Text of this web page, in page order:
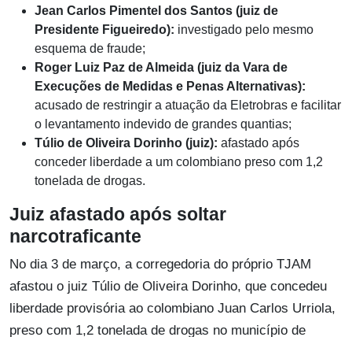
Jean Carlos Pimentel dos Santos (juiz de
Presidente Figueiredo): investigado pelo mesmo
esquema de fraude;
Roger Luiz Paz de Almeida (juiz da Vara de
Execuções de Medidas e Penas Alternativas):
acusado de restringir a atuação da Eletrobras e facilitar
o levantamento indevido de grandes quantias;
Túlio de Oliveira Dorinho (juiz): afastado após
conceder liberdade a um colombiano preso com 1,2
tonelada de drogas.
Juiz afastado após soltar
narcotraficante
No dia 3 de março, a corregedoria do próprio TJAM
afastou o juiz Túlio de Oliveira Dorinho, que concedeu
liberdade provisória ao colombiano Juan Carlos Urriola,
preso com 1,2 tonelada de drogas no município de